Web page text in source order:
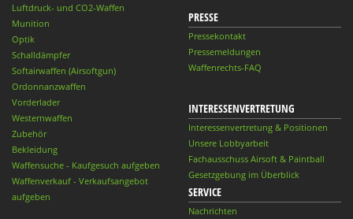
Luftdruck- und CO2-Waffen
Munition
Optik
Schalldämpfer
Softairwaffen (Airsoftgun)
Ordonnanzwaffen
Vorderlader
Westernwaffen
Zubehör
Bekleidung
Waffensuche - Kaufgesuch aufgeben
Waffenverkauf - Verkaufsangebot
aufgeben
PRESSE
Pressekontakt
Pressemeldungen
Waffenrechts-FAQ
INTERESSENVERTRETUNG
Interessenvertretung & Positionen
Unsere Lobbyarbeit
Fachausschuss Airsoft & Paintball
Gesetzgebung im Überblick
SERVICE
Nachrichten